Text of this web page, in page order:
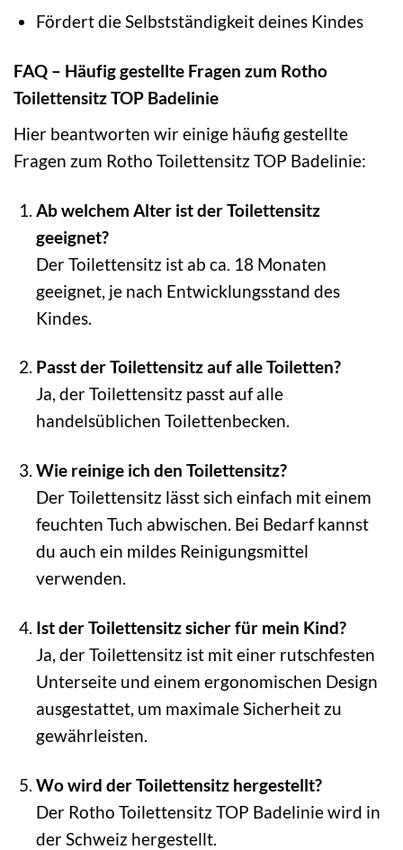
Fördert die Selbstständigkeit deines Kindes
FAQ – Häufig gestellte Fragen zum Rotho
Toilettensitz TOP Badelinie
Hier beantworten wir einige häufig gestellte
Fragen zum Rotho Toilettensitz TOP Badelinie:
Ab welchem Alter ist der Toilettensitz
geeignet?
Der Toilettensitz ist ab ca. 18 Monaten
geeignet, je nach Entwicklungsstand des
Kindes.
Passt der Toilettensitz auf alle Toiletten?
Ja, der Toilettensitz passt auf alle
handelsüblichen Toilettenbecken.
Wie reinige ich den Toilettensitz?
Der Toilettensitz lässt sich einfach mit einem
feuchten Tuch abwischen. Bei Bedarf kannst
du auch ein mildes Reinigungsmittel
verwenden.
Ist der Toilettensitz sicher für mein Kind?
Ja, der Toilettensitz ist mit einer rutschfesten
Unterseite und einem ergonomischen Design
ausgestattet, um maximale Sicherheit zu
gewährleisten.
Wo wird der Toilettensitz hergestellt?
Der Rotho Toilettensitz TOP Badelinie wird in
der Schweiz hergestellt.